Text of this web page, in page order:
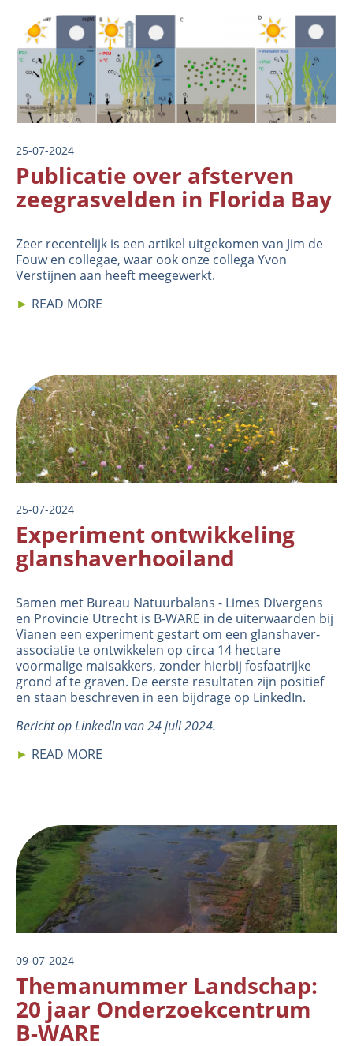
About us
Employees
Field work
Image
25-07-2024
Publicatie over afsterven
zeegrasvelden in Florida Bay
Zeer recentelijk is een artikel uitgekomen van Jim de
Fouw en collegae, waar ook onze collega Yvon
Verstijnen aan heeft meegewerkt.
► READ MORE
Image
25-07-2024
Experiment ontwikkeling
glanshaverhooiland
Samen met Bureau Natuurbalans - Limes Divergens
en Provincie Utrecht is B-WARE in de uiterwaarden bij
Vianen een experiment gestart om een glanshaver-
associatie te ontwikkelen op circa 14 hectare
voormalige maisakkers, zonder hierbij fosfaatrijke
grond af te graven. De eerste resultaten zijn positief
en staan beschreven in een bijdrage op LinkedIn.
Bericht op LinkedIn van 24 juli 2024.
► READ MORE
Image
09-07-2024
Themanummer Landschap:
20 jaar Onderzoekcentrum
B-WARE